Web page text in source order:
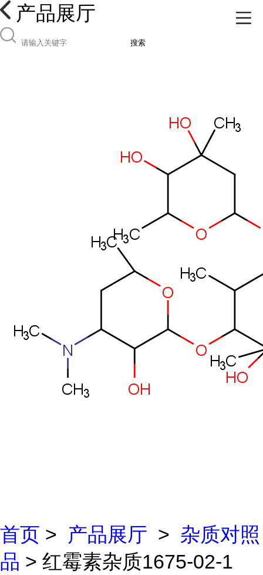
产品展厅
搜索
首页 > 产品展厅 > 杂质对照
品 > 红霉素杂质1675-02-1